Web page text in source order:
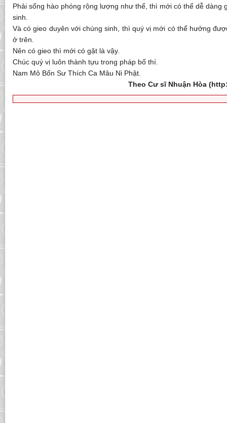
Phải sống hào phóng rộng lượng như thế, thì mới có thể dễ dàng
sinh.
Và có gieo duyên với chúng sinh, thì quý vị mới có thể hưởng
ở trên.
Nên có gieo thì mới có gặt là vậy.
Chúc quý vị luôn thành tựu trong pháp bố thí.
Nam Mô Bổn Sư Thích Ca Mâu Ni Phật.
Theo Cư sĩ Nhuận Hòa